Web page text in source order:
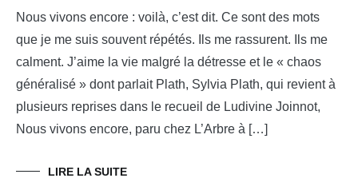
Nous vivons encore : voilà, c’est dit. Ce sont des mots
que je me suis souvent répétés. Ils me rassurent. Ils me
calment. J’aime la vie malgré la détresse et le « chaos
généralisé » dont parlait Plath, Sylvia Plath, qui revient à
plusieurs reprises dans le recueil de Ludivine Joinnot,
Nous vivons encore, paru chez L’Arbre à […]
LIRE LA SUITE